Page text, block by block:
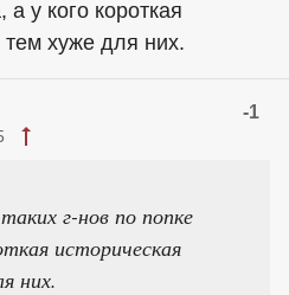
у кого короткая
тем хуже для них.
-1
г-нов по попке
историческая
них.